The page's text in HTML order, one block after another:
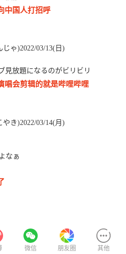
中国人打招呼
ゃ)2022/03/13(日)
見放題になるのがビリビリ
唱会剪辑的就是哔哩哔哩
き)2022/03/14(月)
なぁ
微信 朋友圈 其他